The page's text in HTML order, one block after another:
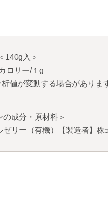
＜ 140g入 ＞
ロリー/１g
値が変動する場合があり
の成分・原材料＞
ゼリー（有機）【製造者】株